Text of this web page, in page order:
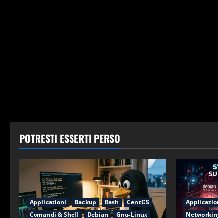
POTRESTI ESSERTI PERSO
Applicazioni Backup Bash
CentOS
Comandi & Shell
Debian Gnu-Linux